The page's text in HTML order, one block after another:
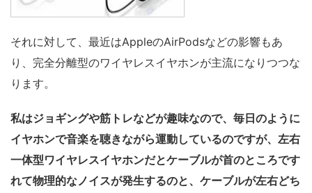
それに対して、最近はAppleのAirPodsなどの影響もあ
り、完全分離型のワイヤレスイヤホンが主流になりつつな
ります。
私はジョギングや筋トレなどが趣味なので、毎日のように
イヤホンで音楽を聴きながら運動しているのですが、左右
一体型ワイヤレスイヤホンだとケーブルが首のところです
れて物理的なノイスが発生するのと、ケーブルが左右どち